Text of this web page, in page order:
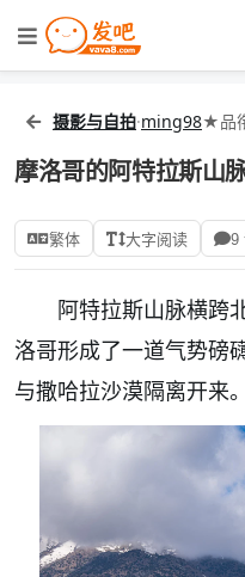
摄影与自拍·ming98★品
摩洛哥的阿特拉斯山
繁体 大字阅读 9
阿特拉斯山脉横跨
洛哥形成了一道气势磅
与撒哈拉沙漠隔离开来。